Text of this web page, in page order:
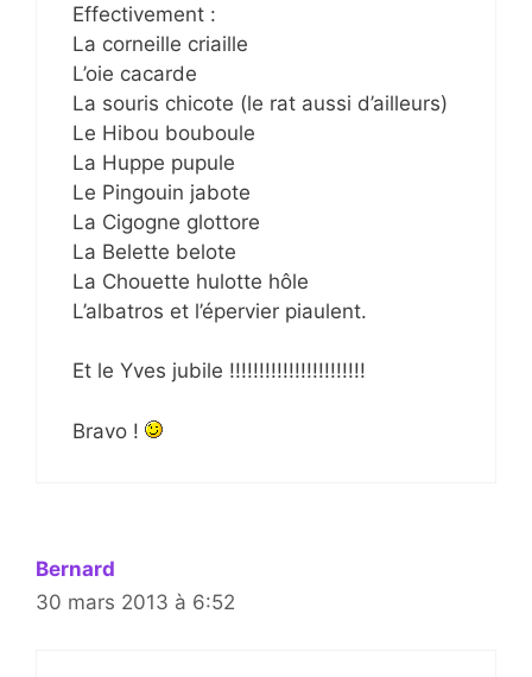
Effectivement :
La corneille criaille
L’oie cacarde
La souris chicote (le rat aussi d’ailleurs)
Le Hibou bouboule
La Huppe pupule
Le Pingouin jabote
La Cigogne glottore
La Belette belote
La Chouette hulotte hôle
L’albatros et l’épervier piaulent.
Et le Yves jubile !!!!!!!!!!!!!!!!!!!!!!!
Bravo !
Bernard
30 mars 2013 à 6:52